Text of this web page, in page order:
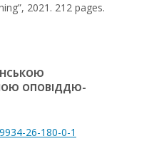
2021. 212 pages.
ОПОВІДДЮ-
26-180-0-1